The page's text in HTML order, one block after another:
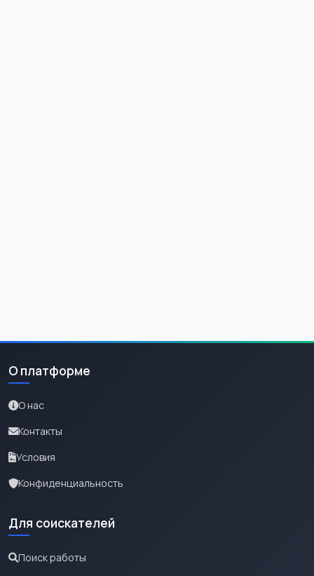
О платформе
О нас
Контакты
Условия
Конфиденциальность
Для соискателей
Поиск работы